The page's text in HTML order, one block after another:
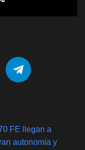
FE llegan a
autonomía y